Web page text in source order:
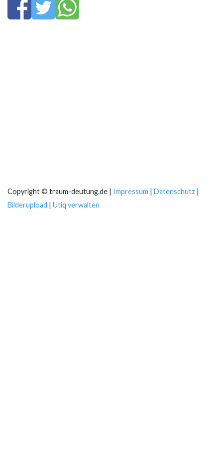
Copyright © traum-deutung.de | Impressum | Datenschutz |
Bilderupload | Utiq verwalten